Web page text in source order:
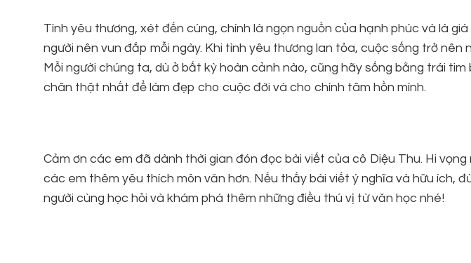
Tình yêu thương, xét đến cùng, chính là ngọn nguồn của hạnh phúc và là
người nên vun đắp mỗi ngày. Khi tình yêu thương lan tỏa, cuộc sống trở nên
Mỗi người chúng ta, dù ở bất kỳ hoàn cảnh nào, cũng hãy sống bằng trái
chân thật nhất để làm đẹp cho cuộc đời và cho chính tâm hồn mình.
Cảm ơn các em đã dành thời gian đón đọc bài viết của cô Diệu Thu. Hi
các em thêm yêu thích môn văn hơn. Nếu thấy bài viết ý nghĩa và hữu ích,
người cùng học hỏi và khám phá thêm những điều thú vị từ văn học nhé!